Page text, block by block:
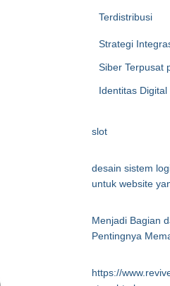
Terdistribusi
Strategi
Siber Terpusat
Identitas Digital
slot
desain sistem
untuk website
Menjadi Bagian
Pentingnya
https://